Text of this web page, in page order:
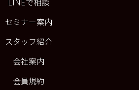
セミナー案内
スタッフ紹介
会社案内
会員規約